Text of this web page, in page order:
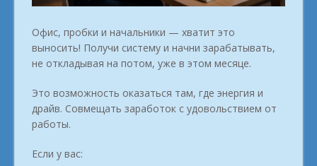
Офис, пробки и начальники — хватит это
выносить! Получи систему и начни зарабатывать,
не откладывая на потом, уже в этом месяце.
Это возможность оказаться там, где энергия и
драйв. Совмещать заработок с удовольствием от
работы.
Если у вас: